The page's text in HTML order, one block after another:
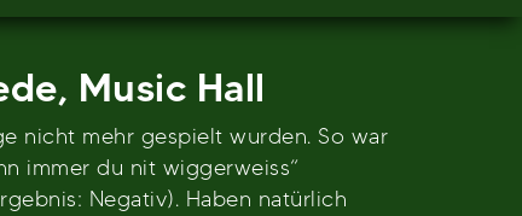
Music Hall
nicht mehr gespielt wurden. So war
immer du nit wiggerweiss“
Negativ). Haben natürlich